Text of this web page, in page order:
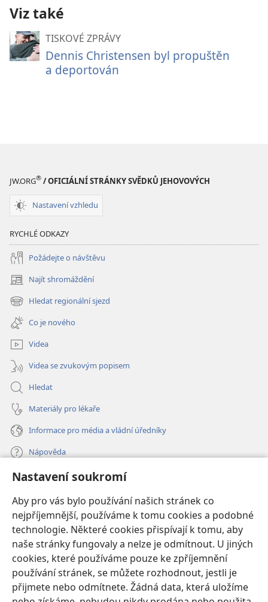
Nastavení soukromí
Aby pro vás bylo používání našich stránek co
nejpříjemnější, používáme k tomu cookies a podobné
technologie. Některé cookies přispívají k tomu, aby
naše stránky fungovaly a nelze je odmítnout. U jiných
cookies, které používáme pouze ke zpříjemnění
používání stránek, se můžete rozhodnout, jestli je
přijmete nebo odmítnete. Žádná data, která uložíme
Viz také
TISKOVÉ ZPRÁVY
Dennis Christensen byl propuštěn
a deportován
JW.ORG® / OFICIÁLNÍ STRÁNKY SVĚDKŮ JEHOVOVÝCH
Nastavení vzhledu
RYCHLÉ ODKAZY
Požádejte o návštěvu
Najít shromáždění
(otevřeno
nové
okno)
Hledat regionální sjezd
(otevřeno
nové
okno)
Co je nového
Videa
Videa se zvukovým popisem
Hledat
Materiály pro lékaře
Informace pro média a vládní úředníky
Nápověda
Dary
nové
okno) ONLINE KNIHOVNA Strážné věže
(otevřeno
nové
okno)JW Hub®
(otevřeno
nové
okno)JW Library
Watchtower Library